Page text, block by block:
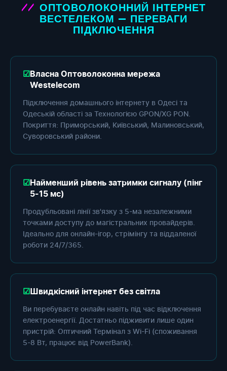
ОПТОВОЛОКОННИЙ ІНТЕРНЕТ
ВЕСТЕЛЕКОМ — ПЕРЕВАГИ
ПІДКЛЮЧЕННЯ
Власна Оптоволоконна мережа
Westelecom
Підключення домашнього інтернету в Одесі та
Одеській області за Технологією GPON/XG PON.
Покриття: Приморський, Київський, Малиновський,
Суворовський райони.
Найменший рівень затримки сигналу (пінг
5-15 мс)
Продубльовані лінії зв'язку з 5-ма незалежними
точками доступу до магістральних провайдерів.
Ідеально для онлайн-ігор, стрімінгу та віддаленої
роботи 24/7/365.
Швидкісний інтернет без світла
Ви перебуваєте онлайн навіть під час відключення
електроенергії. Достатньо підживити лише один
пристрій: Оптичний Термінал з Wi-Fi (споживання
5-8 Вт, працює від PowerBank).